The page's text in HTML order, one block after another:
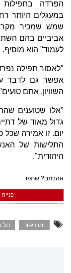
הפרדה
במעגלים היותר
שמש שמכיר
אביביים בהם
לעמוד" הוא מוסיף.
"לאסור תפילה
אפשר גם לדבר
השוויון, אתם
"אלו שטוענים
גדול מאוד של
יום. זו אמירה
התלישות של
היהודית".
אהבתם? שתפו
יום כיפור תל